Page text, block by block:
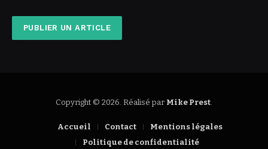
PUBLIER UN ARTICLE
Copyright © 2026. Réalisé par Mike Prest.
Accueil Contact
Mentions légales
Politique de confidentialité